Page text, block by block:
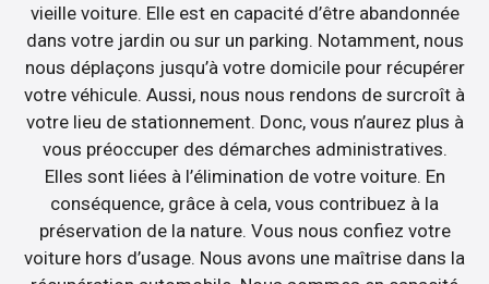
vieille voiture. Elle est en capacité d’être abandonnée
dans votre jardin ou sur un parking. Notamment, nous
nous déplaçons jusqu’à votre domicile pour récupérer
votre véhicule. Aussi, nous nous rendons de surcroît à
votre lieu de stationnement. Donc, vous n’aurez plus à
vous préoccuper des démarches administratives.
Elles sont liées à l’élimination de votre voiture. En
conséquence, grâce à cela, vous contribuez à la
préservation de la nature. Vous nous confiez votre
voiture hors d’usage. Nous avons une maîtrise dans la